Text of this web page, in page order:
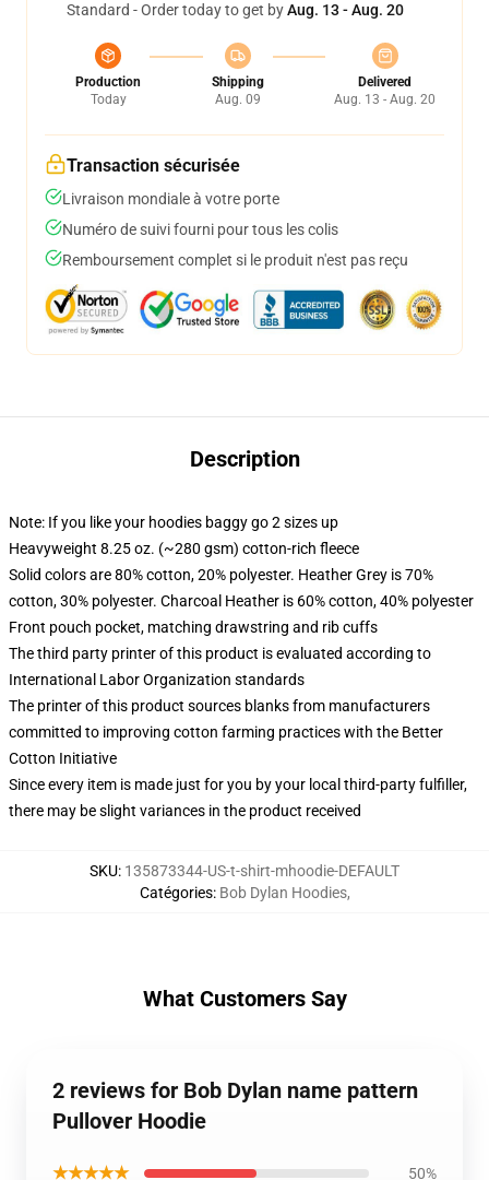
Standard - Order today to get byAug. 13 - Aug. 20
Production
Today
Shipping
Aug. 09
Delivered
Aug. 13 - Aug. 20
Transaction sécurisée
Livraison mondiale à votre porte
Numéro de suivi fourni pour tous les colis
Remboursement complet si le produit n'est pas reçu
Description
Note: If you like your hoodies baggy go 2 sizes up
Heavyweight 8.25 oz. (~280 gsm) cotton-rich fleece
Solid colors are 80% cotton, 20% polyester. Heather Grey is 70%
cotton, 30% polyester. Charcoal Heather is 60% cotton, 40% polyester
Front pouch pocket, matching drawstring and rib cuffs
The third party printer of this product is evaluated according to
International Labor Organization standards
The printer of this product sources blanks from manufacturers
committed to improving cotton farming practices with the Better
Cotton Initiative
Since every item is made just for you by your local third-party fulfiller,
there may be slight variances in the product received
SKU: 135873344-US-t-shirt-mhoodie-DEFAULT
Catégories: Bob Dylan Hoodies,
What Customers Say
2 reviews for Bob Dylan name pattern
Pullover Hoodie
★★★★★ 50%